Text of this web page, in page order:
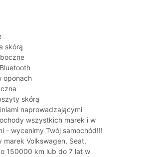
skórą
oponach
skórą
naprowadzającymi
wszystkich marek i w
- wycenimy Twój samochód!!!
marek Volkswagen, Seat,
150000 km lub do 7 lat w